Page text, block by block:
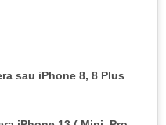
7 Plus và báo giá mới
sau iPhone 8, 8 Plus